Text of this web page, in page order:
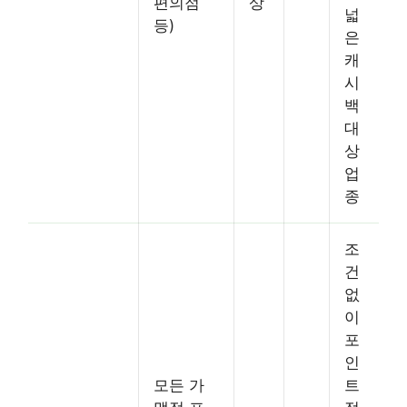
등)
넓
은
캐
시
백
대
상
업
종
모든 가
조
건
없
이
포
인
트